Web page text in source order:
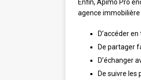
Enfin, Apimo Pro
agence
D’accéder
De partager
D’échanger
De suivre les